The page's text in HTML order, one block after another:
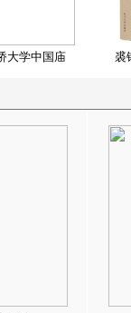
大学中国庙 裘